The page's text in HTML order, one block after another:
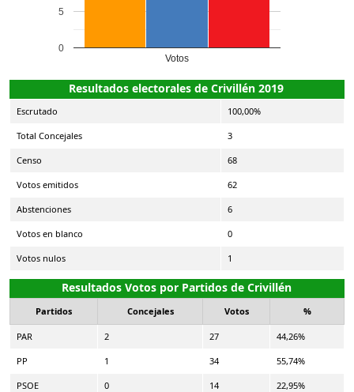
Votos
0
5
Resultados electorales de Crivillén 2019
Escrutado 100,00%
Total Concejales 3
Censo 68
Votos emitidos 62
Abstenciones 6
Votos en blanco 0
Votos nulos 1
Resultados Votos por Partidos de Crivillén
Partidos Concejales Votos %
PAR 2 27 44,26%
PP 1 34 55,74%
PSOE 0 14 22,95%